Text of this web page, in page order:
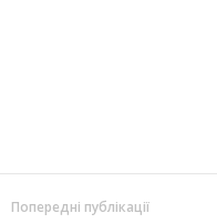
Попередні публікації